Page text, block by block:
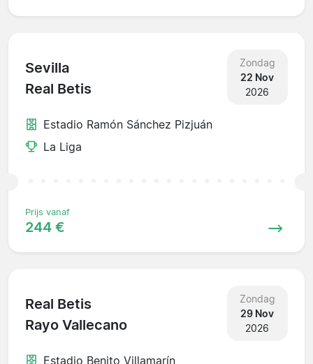
Sevilla
Real Betis
Zondag
22 Nov
2026
Estadio Ramón Sánchez Pizjuán
La Liga
Prijs vanaf
244 €
Real Betis
Rayo Vallecano
Zondag
29 Nov
2026
Estadio Benito Villamarín